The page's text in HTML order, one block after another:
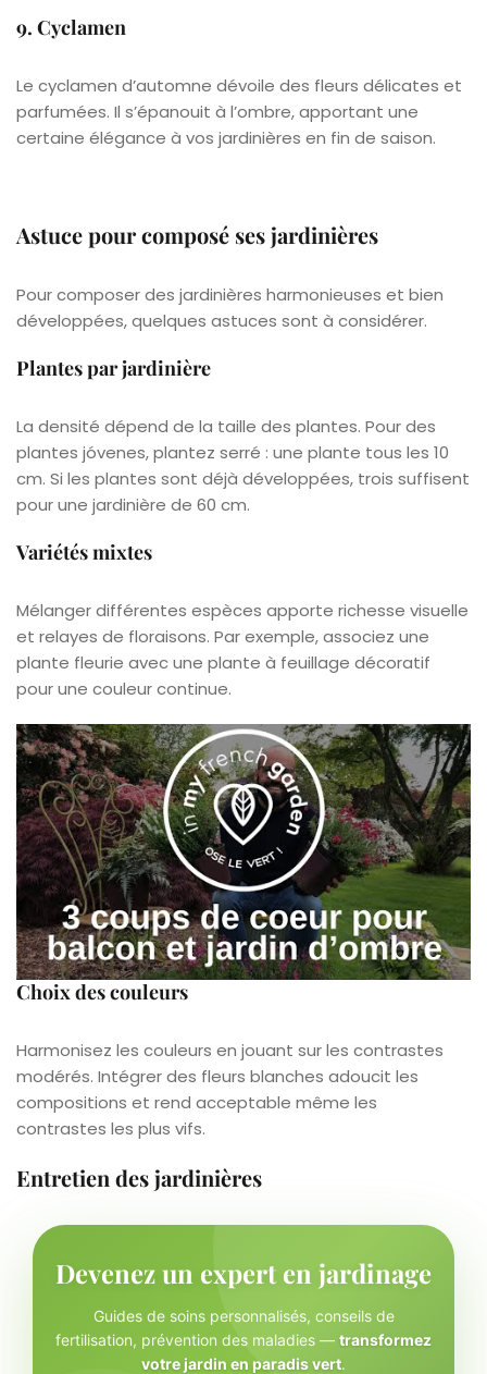
9. Cyclamen
Le cyclamen d’automne dévoile des fleurs délicates et
parfumées. Il s’épanouit à l’ombre, apportant une
certaine élégance à vos jardinières en fin de saison.
Astuce pour composé ses jardinières
Pour composer des jardinières harmonieuses et bien
développées, quelques astuces sont à considérer.
Plantes par jardinière
La densité dépend de la taille des plantes. Pour des
plantes jóvenes, plantez serré : une plante tous les 10
cm. Si les plantes sont déjà développées, trois suffisent
pour une jardinière de 60 cm.
Variétés mixtes
Mélanger différentes espèces apporte richesse visuelle
et relayes de floraisons. Par exemple, associez une
plante fleurie avec une plante à feuillage décoratif
pour une couleur continue.
Choix des couleurs
Harmonisez les couleurs en jouant sur les contrastes
modérés. Intégrer des fleurs blanches adoucit les
compositions et rend acceptable même les
contrastes les plus vifs.
Entretien des jardinières
Devenez un expert en jardinage
Guides de soins personnalisés, conseils de
fertilisation, prévention des maladies — transformez
votre jardin en paradis vert.